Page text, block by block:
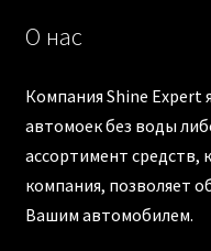
О нас
Компания Shine Expert
автомоек без воды
ассортимент средств,
компания, позволяет
Вашим автомобилем.